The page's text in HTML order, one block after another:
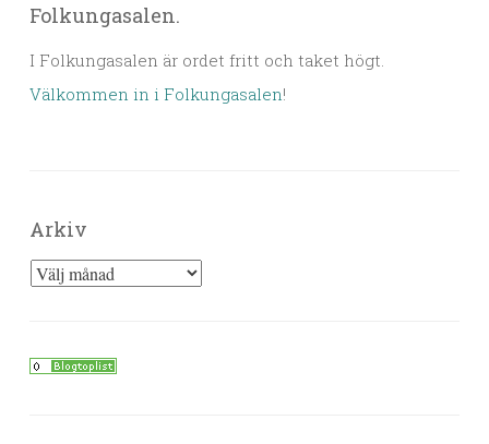
Folkungasalen.
I Folkungasalen är ordet fritt och taket högt.
Välkommen in i Folkungasalen!
Arkiv
Arkiv